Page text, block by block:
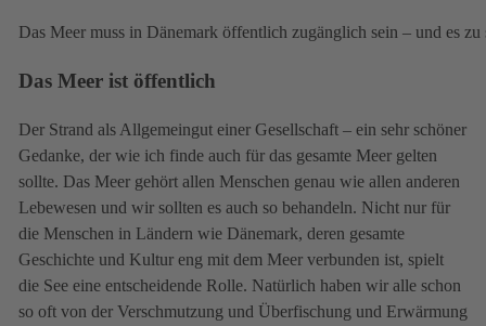
Das Meer muss in Dänemark öffentlich zugänglich sein – und es
Das Meer ist öffentlich
Der Strand als Allgemeingut einer Gesellschaft – ein sehr schöner
Gedanke, der wie ich finde auch für das gesamte Meer gelten
sollte. Das Meer gehört allen Menschen genau wie allen anderen
Lebewesen und wir sollten es auch so behandeln. Nicht nur für
die Menschen in Ländern wie Dänemark, deren gesamte
Geschichte und Kultur eng mit dem Meer verbunden ist, spielt
die See eine entscheidende Rolle. Natürlich haben wir alle schon
so oft von der Verschmutzung und Überfischung und Erwärmung